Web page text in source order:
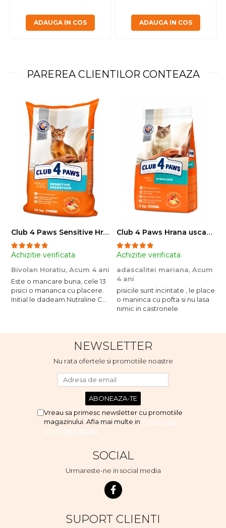
ADAUGA IN COS ADAUGA IN COS
PAREREA CLIENTILOR CONTEAZA
Club 4 Paws Sensitive Hrana uscata pisici adulte, 14kg
Achizitie verificata
Bivolan Horatiu, Acum 4 ani
Este o mancare buna, cele 13
pisici o mananca cu placere.
Initial le dadeam Nutraline Cat
evita, nu o mananca cu
placere. Eu sunt multumit si
Club 4 Paws Hrana uscata pisici sterilizate, 2kg
Achizitie verificata
adascalitei mariana, Acum
4 ani
pisicile sunt incintate , le place
o maninca cu pofta si nu lasa
nimic in castronele.
NEWSLETTER
Nu rata ofertele si promotiile noastre
Vreau sa primesc newsletter cu promotiile
magazinului. Afla mai multe in Politica de
Confidentialitate
SOCIAL
Urmareste-ne in social media
SUPORT CLIENTI